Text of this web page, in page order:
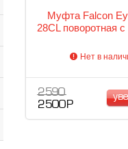
Муфта Falcon
28CL поворотная
Нет в
2 590
2 500 Р